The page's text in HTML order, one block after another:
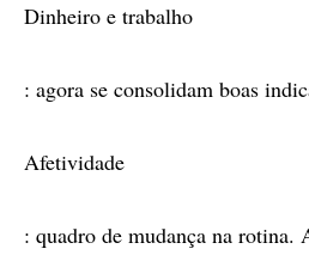
Dinheiro e trabalho
: agora se consolidam boas
Afetividade
: quadro de mudança na rotina.